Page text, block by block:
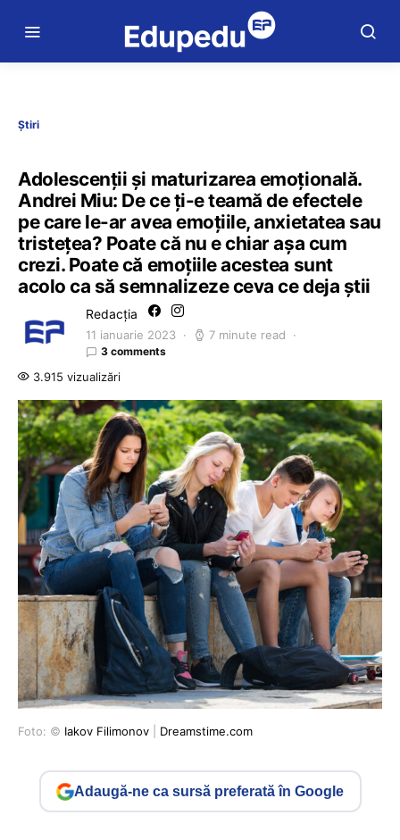
Știri
Adolescenții și maturizarea emoțională.
Andrei Miu: De ce ți-e teamă de efectele
pe care le-ar avea emoțiile, anxietatea sau
tristețea? Poate că nu e chiar așa cum
crezi. Poate că emoțiile acestea sunt
acolo ca să semnalizeze ceva ce deja știi
Redacția
11 ianuarie 2023 7 minute read
3 comments
3.915 vizualizări
Foto: © Iakov Filimonov Dreamstime.com
Adaugă-ne ca sursă preferată în Google